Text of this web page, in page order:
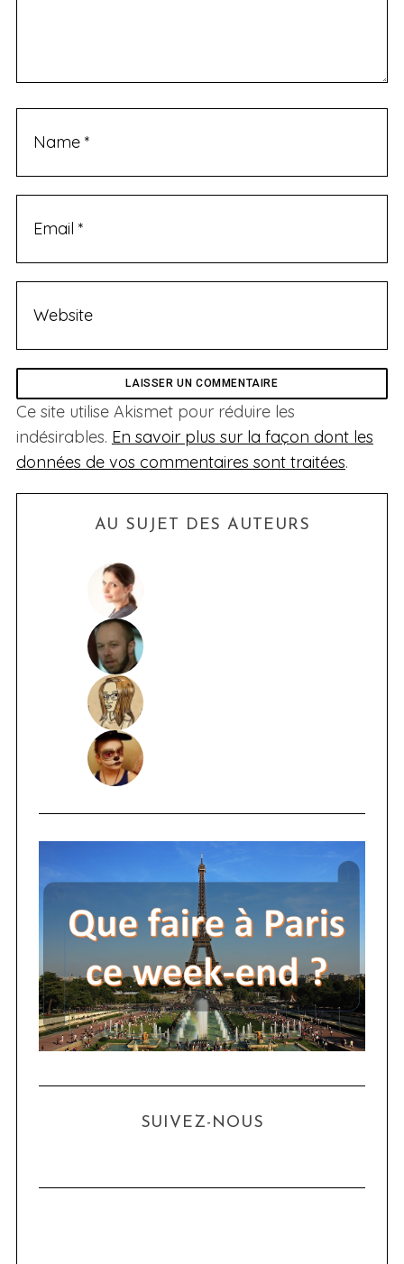
Ce site utilise Akismet pour réduire les
indésirables. En savoir plus sur la façon dont les
données de vos commentaires sont traitées.
AU SUJET DES AUTEURS
SUIVEZ-NOUS
e
a
c
r
: